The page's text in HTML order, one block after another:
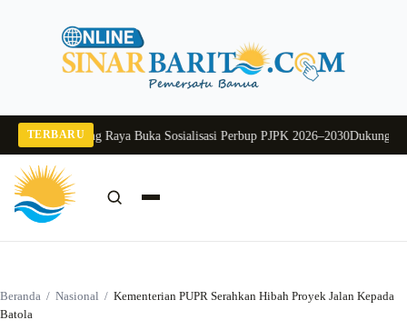
TERBARU
Murung Raya Buka Sosialisasi Perbup PJPK 2026–2030Dukung
Beranda / Nasional / Kementerian PUPR Serahkan Hibah Proyek Jalan Kepada
Batola